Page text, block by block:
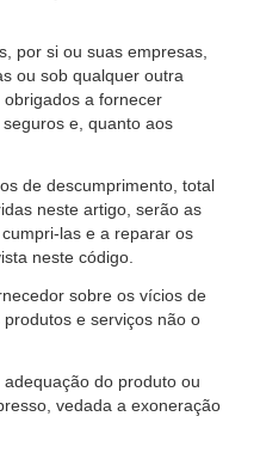
por si ou suas empresas,
ou sob qualquer outra
a fornecer
e, quanto aos
de descumprimento, total
neste artigo, serão as
las e a reparar os
neste código.
sobre os vícios de
e serviços não o
do produto ou
vedada a exoneração